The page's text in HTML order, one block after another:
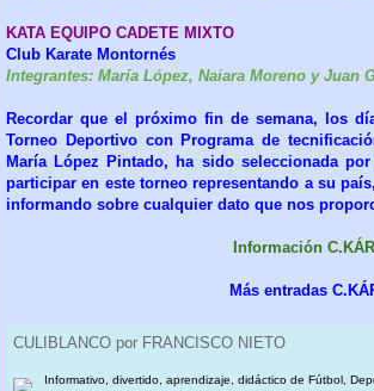
KATA EQUIPO CADETE MIXTO
Club Karate Montornés
Integrantes: María López, Naiara Moreno y Juan
Recordar que el próximo fin de semana, los
Torneo Deportivo con Programa de
María López Pintado, ha sido seleccionada
participar en este torneo representando a su
informando sobre cualquier dato que nos
Información
Más entradas
CULIBLANCO por FRANCISCO NIETO
Informativo, divertido, aprendizaje, didáctico de Fútbol,